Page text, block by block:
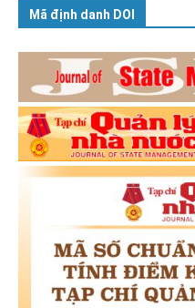
Mã định danh DOI